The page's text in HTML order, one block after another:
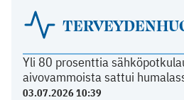
Yli 80 prosenttia
aivovammoista sattui
03.07.2026 10:39